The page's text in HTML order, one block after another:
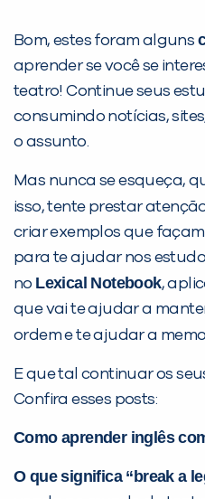
Bom, estes foram alguns
aprender se você se
teatro! Continue seus
consumindo notícias,
o assunto.
Mas nunca se esqueça,
isso, tente prestar
criar exemplos que
para te ajudar nos
no Lexical Notebook,
que vai te ajudar a
ordem e te ajudar a
E que tal continuar os
Confira esses posts:
Como aprender inglês
O que significa “break a